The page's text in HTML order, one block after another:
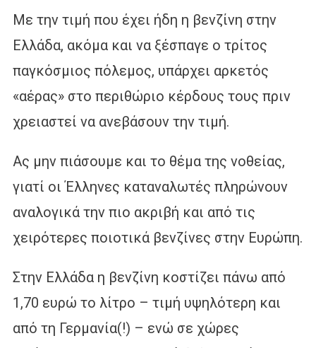
Με την τιμή που έχει ήδη η βενζίνη στην
Ελλάδα, ακόμα και να ξέσπαγε ο τρίτος
παγκόσμιος πόλεμος, υπάρχει αρκετός
«αέρας» στο περιθώριο κέρδους τους πριν
χρειαστεί να ανεβάσουν την τιμή.
Ας μην πιάσουμε και το θέμα της νοθείας,
γιατί οι Έλληνες καταναλωτές πληρώνουν
αναλογικά την πιο ακριβή και από τις
χειρότερες ποιοτικά βενζίνες στην Ευρώπη.
Στην Ελλάδα η βενζίνη κοστίζει πάνω από
1,70 ευρώ το λίτρο – τιμή υψηλότερη και
από τη Γερμανία(!) – ενώ σε χώρες